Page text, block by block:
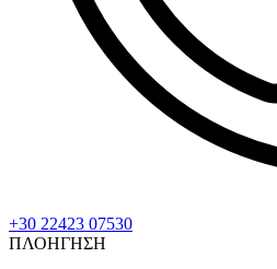
+30 22423 07530
ΠΛΟΗΓΗΣΗ